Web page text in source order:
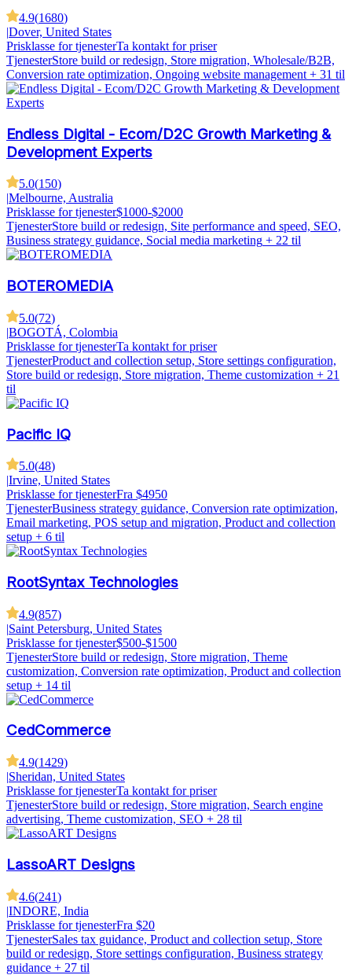
4.9(1680)
|Dover, United States
Prisklasse for tjenesterTa kontakt for priser
TjenesterStore build or redesign, Store migration, Wholesale/B2B,
Conversion rate optimization, Ongoing website management + 31 til
Endless Digital - Ecom/D2C Growth Marketing &
Development Experts
5.0(150)
|Melbourne, Australia
Prisklasse for tjenester$1000-$2000
TjenesterStore build or redesign, Site performance and speed, SEO,
Business strategy guidance, Social media marketing + 22 til
BOTEROMEDIA
5.0(72)
|BOGOTÁ, Colombia
Prisklasse for tjenesterTa kontakt for priser
TjenesterProduct and collection setup, Store settings configuration,
Store build or redesign, Store migration, Theme customization + 21
til
Pacific IQ
5.0(48)
|Irvine, United States
Prisklasse for tjenesterFra $4950
TjenesterBusiness strategy guidance, Conversion rate optimization,
Email marketing, POS setup and migration, Product and collection
setup + 6 til
RootSyntax Technologies
4.9(857)
|Saint Petersburg, United States
Prisklasse for tjenester$500-$1500
TjenesterStore build or redesign, Store migration, Theme
customization, Conversion rate optimization, Product and collection
setup + 14 til
CedCommerce
4.9(1429)
|Sheridan, United States
Prisklasse for tjenesterTa kontakt for priser
TjenesterStore build or redesign, Store migration, Search engine
advertising, Theme customization, SEO + 28 til
LassoART Designs
4.6(241)
|INDORE, India
Prisklasse for tjenesterFra $20
TjenesterSales tax guidance, Product and collection setup, Store
build or redesign, Store settings configuration, Business strategy
guidance + 27 til